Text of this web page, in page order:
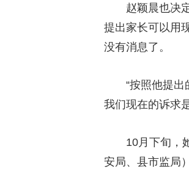
赵颖晨也决定
提出家长可以用
没有消息了。
“按照他提出的
我们现在的诉求
10月下旬，她
安局、县市监局